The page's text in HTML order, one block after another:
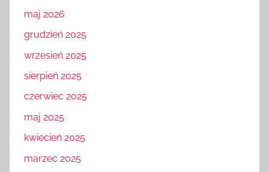
maj 2026
grudzień 2025
wrzesień 2025
sierpień 2025
czerwiec 2025
maj 2025
kwiecień 2025
marzec 2025